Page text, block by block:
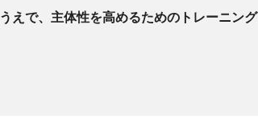
えで、主体性を高めるためのトレーニング